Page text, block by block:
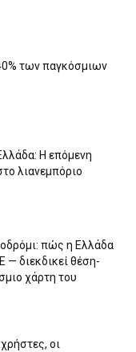
των παγκόσμιων
H επόμενη
λιανεμπόριο
πώς η Ελλάδα
— διεκδικεί θέση-
χάρτη του
οι